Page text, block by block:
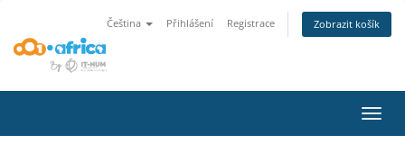
Čeština Přihlášení Registrace Zobrazit košík